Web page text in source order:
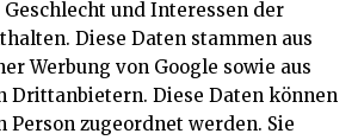
Geschlecht und Interessen der
Diese Daten stammen aus
Werbung von Google sowie aus
Drittanbietern. Diese Daten können
zugeordnet werden. Sie